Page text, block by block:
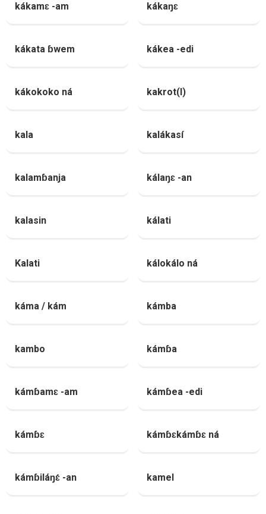
kákamɛ -am kákaŋɛ
kákata ɓwem kákea -edi
kákokoko ná kakrot(l)
kala kalákasí
kalamɓanja kálaŋɛ -an
kalasin kálati
Kalati kálokálo ná
káma / kám kámba
kambo kámɓa
kámɓamɛ -am kámɓea -edi
kámɓɛ kámɓɛkámɓɛ ná
kámɓiláŋɛ́ -an kamel